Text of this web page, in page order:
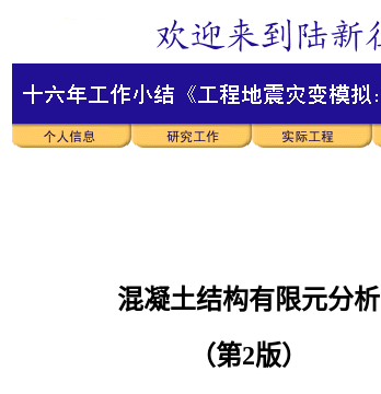
混凝土结构有限元分析
（第2版）